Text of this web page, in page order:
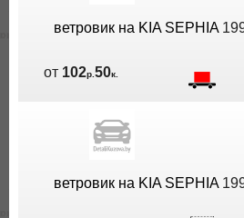
ветровик на KIA SEPHIA
от 102р. 50к.
ветровик на KIA SEPHIA